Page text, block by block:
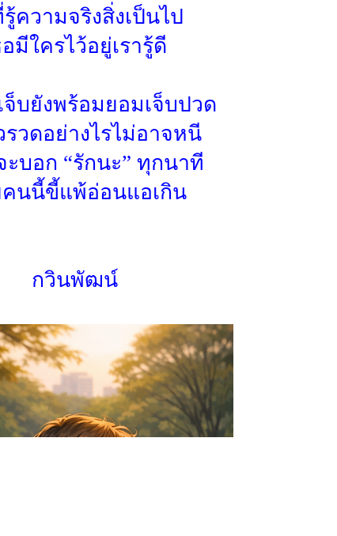
ความจริงสิ่งเป็นไป
อมีใครไว้อยู่เรารู้ดี
จ็บยังพร้อมยอมเจ็บปวด
รวดอย่างไรไม่อาจหนี
ะบอก “รักนะ” ทุกนาที
นนี้ขี้แพ้อ่อนแอเกิน
กวินพัฒน์